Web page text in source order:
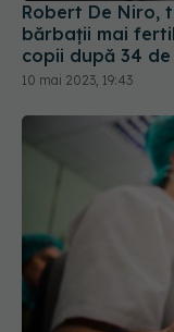
Robert De Niro,
bărbații mai
copii după 34
10 mai 2023, 19:43